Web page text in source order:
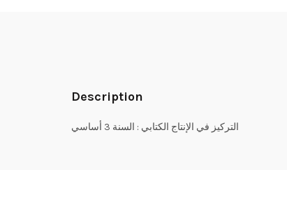
Description
التركيز في الإنتاج الكتابي : السنة 3 أساسي